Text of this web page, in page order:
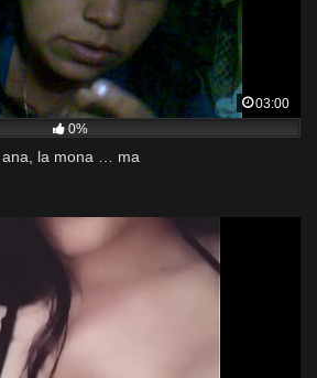
03:00
0%
ana, la mona … ma